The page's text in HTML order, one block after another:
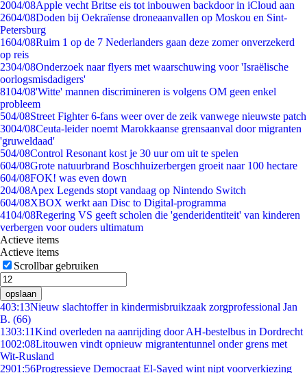
2004/08Apple vecht Britse eis tot inbouwen backdoor in iCloud aan
2604/08Doden bij Oekraïense droneaanvallen op Moskou en Sint-
Petersburg
1604/08Ruim 1 op de 7 Nederlanders gaan deze zomer onverzekerd
op reis
2304/08Onderzoek naar flyers met waarschuwing voor 'Israëlische
oorlogsmisdadigers'
8104/08'Witte' mannen discrimineren is volgens OM geen enkel
probleem
504/08Street Fighter 6-fans weer over de zeik vanwege nieuwste patch
3004/08Ceuta-leider noemt Marokkaanse grensaanval door migranten
'gruweldaad'
504/08Control Resonant kost je 30 uur om uit te spelen
604/08Grote natuurbrand Boschhuizerbergen groeit naar 100 hectare
604/08FOK! was even down
204/08Apex Legends stopt vandaag op Nintendo Switch
604/08XBOX werkt aan Disc to Digital-programma
4104/08Regering VS geeft scholen die 'genderidentiteit' van kinderen
verbergen voor ouders ultimatum
Actieve items
Actieve items
Scrollbar gebruiken
opslaan
403:13Nieuw slachtoffer in kindermisbruikzaak zorgprofessional Jan
B. (66)
1303:11Kind overleden na aanrijding door AH-bestelbus in Dordrecht
1002:08Litouwen vindt opnieuw migrantentunnel onder grens met
Wit-Rusland
2901:56Progressieve Democraat El-Sayed wint nipt voorverkiezing